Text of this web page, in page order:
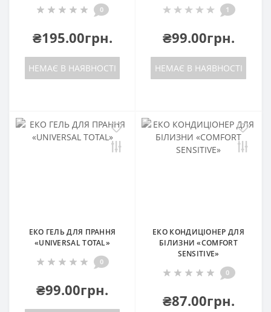
0
₴195.00грн.
НЕМАЄ В НАЯВНОСТІ
1
₴99.00грн.
НЕМАЄ В НАЯВНОСТІ
ЕКO ГЕЛЬ ДЛЯ ПРАННЯ
«UNIVERSAL TOTAL»
0
₴99.00грн.
ЕКO КОНДИЦІОНЕР ДЛЯ
БІЛИЗНИ «COMFORT
SENSITIVE»
0
₴87.00грн.